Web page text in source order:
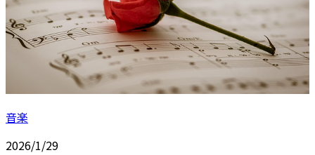
音楽
2026/1/29